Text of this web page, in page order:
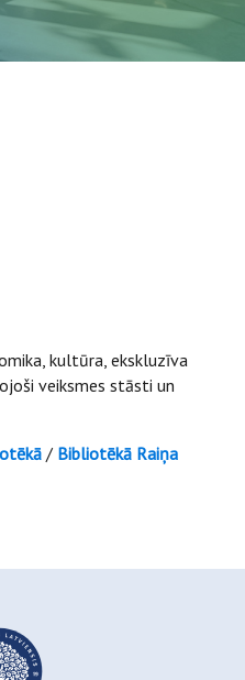
kultūra, ekskluzīva
veiksmes stāsti un
/ Bibliotēkā Raiņa